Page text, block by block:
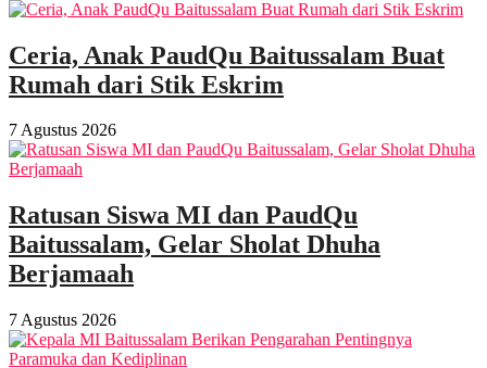
Ceria, Anak PaudQu Baitussalam Buat
Rumah dari Stik Eskrim
7 Agustus 2026
Ratusan Siswa MI dan PaudQu
Baitussalam, Gelar Sholat Dhuha
Berjamaah
7 Agustus 2026